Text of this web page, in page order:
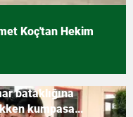
Koç'tan Hekim
bataklığına
kumpasa